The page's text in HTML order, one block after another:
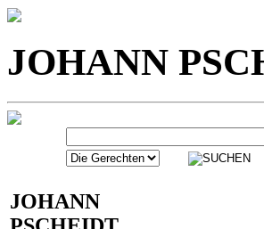
JOHANN
JOHANN